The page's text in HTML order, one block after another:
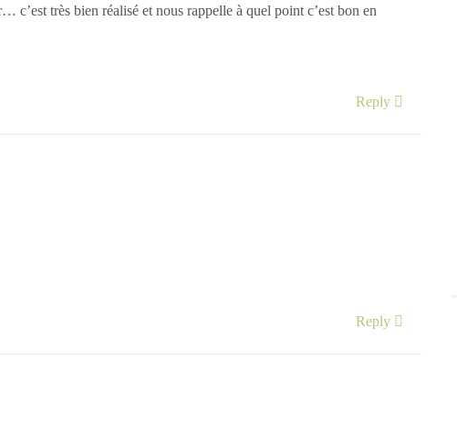
c’est très bien réalisé et nous rappelle à quel point c’est bon en
Reply
Reply